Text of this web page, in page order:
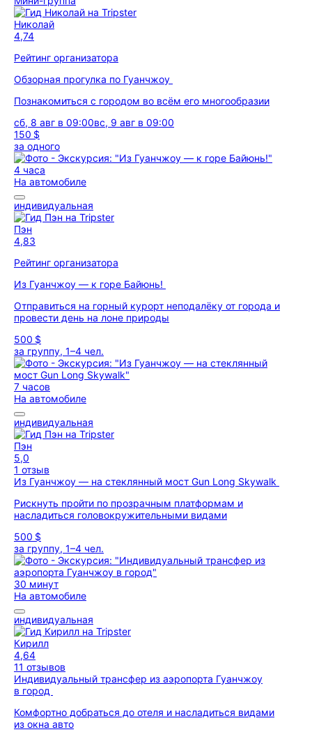
Николай
4,74
Рейтинг организатора
Обзорная прогулка по Гуанчжоу
Познакомиться с городом во всём его многообразии
сб, 8 авг в 09:00вс, 9 авг в 09:00
150 $
за одного
4 часа
На автомобиле
индивидуальная
Пэн
4,83
Рейтинг организатора
Из Гуанчжоу — к горе Байюнь!
Отправиться на горный курорт неподалёку от города и
провести день на лоне природы
500 $
за группу, 1–4 чел.
7 часов
На автомобиле
индивидуальная
Пэн
5,0
1 отзыв
Из Гуанчжоу — на стеклянный мост Gun Long Skywalk
Рискнуть пройти по прозрачным платформам и
насладиться головокружительными видами
500 $
за группу, 1–4 чел.
30 минут
На автомобиле
индивидуальная
Кирилл
4,64
11 отзывов
Индивидуальный трансфер из аэропорта Гуанчжоу
в город
Комфортно добраться до отеля и насладиться видами
из окна авто